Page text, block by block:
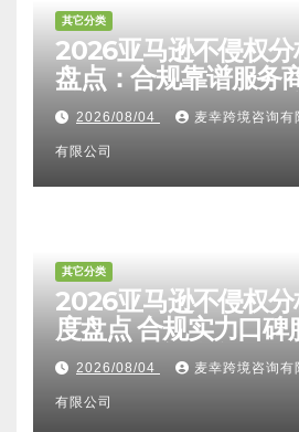
其它分类
2026亚马逊不侵权
盘点：合规靠谱服务
避坑FAQ及标杆机构
2026/08/04 麦幸跨境咨询
有限公司
其它分类
2026亚马逊不侵权
度盘点 合规实力口碑
附跨境卖家避坑FAQ
2026/08/04 麦幸跨境咨询
有限公司